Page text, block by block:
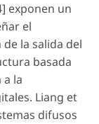
exponen un
el
la salida del
basada
la
Liang et
difusos